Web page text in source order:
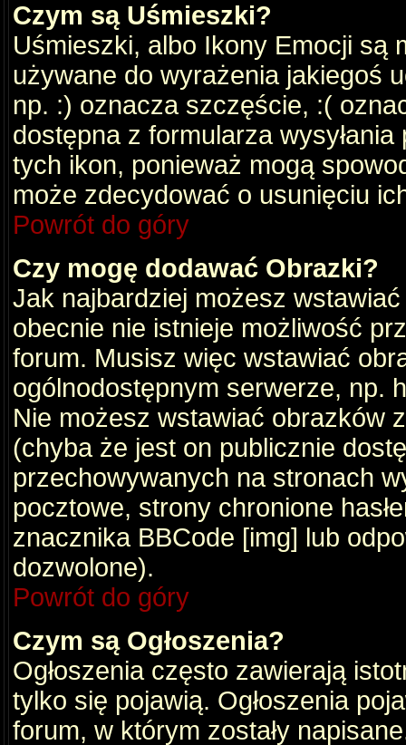
Czym są Uśmieszki?
Uśmieszki, albo Ikony Emocji są
używane do wyrażenia jakiegoś
np. :) oznacza szczęście, :(
dostępna z formularza
tych ikon, ponieważ mogą
może zdecydować o usunięciu
Powrót do góry
Czy mogę dodawać Obrazki?
Jak najbardziej możesz
obecnie nie istnieje możliwość
forum. Musisz więc wstawiać
ogólnodostępnym serwerze, np.
Nie możesz wstawiać obrazków
(chyba że jest on publicznie
przechowywanych na stronach
pocztowe, strony chronione
znacznika BBCode [img] lub
dozwolone).
Powrót do góry
Czym są Ogłoszenia?
Ogłoszenia często zawierają
tylko się pojawią. Ogłoszenia
forum, w którym zostały